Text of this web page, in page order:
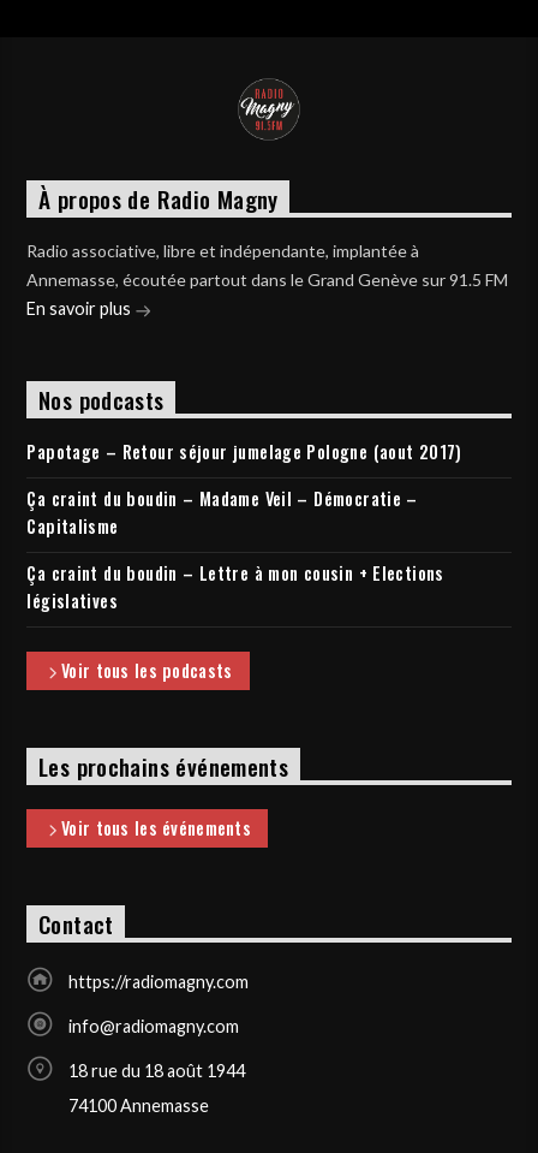
À propos de Radio Magny
Radio associative, libre et indépendante, implantée à
Annemasse, écoutée partout dans le Grand Genève sur 91.5 FM
En savoir plus
Nos podcasts
Papotage – Retour séjour jumelage Pologne (aout 2017)
Ça craint du boudin – Madame Veil – Démocratie –
Capitalisme
Ça craint du boudin – Lettre à mon cousin + Elections
législatives
Voir tous les podcasts
Les prochains événements
Voir tous les événements
Contact
https://radiomagny.com
info@radiomagny.com
18 rue du 18 août 1944
74100 Annemasse